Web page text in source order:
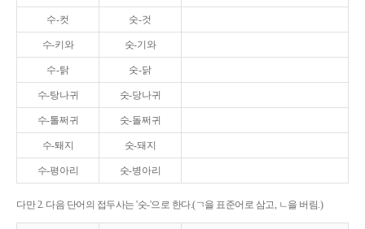
수-컷 숫-것
수-키와 숫-기와
수-탉 숫-닭
수-탕나귀 숫-당나귀
수-톨쩌귀 숫-돌쩌귀
수-퇘지 숫-돼지
수-평아리 숫-병아리
다만 2. 다음 단어의 접두사는 '숫-'으로 한다.(ㄱ을 표준어로 삼고, ㄴ을 버림.)